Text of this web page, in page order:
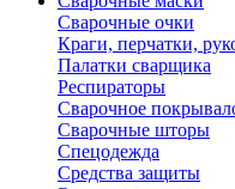
Сварочные очки
Краги, перчатки,
Палатки сварщика
Респираторы
Сварочное
Сварочные шторы
Спецодежда
Средства защиты